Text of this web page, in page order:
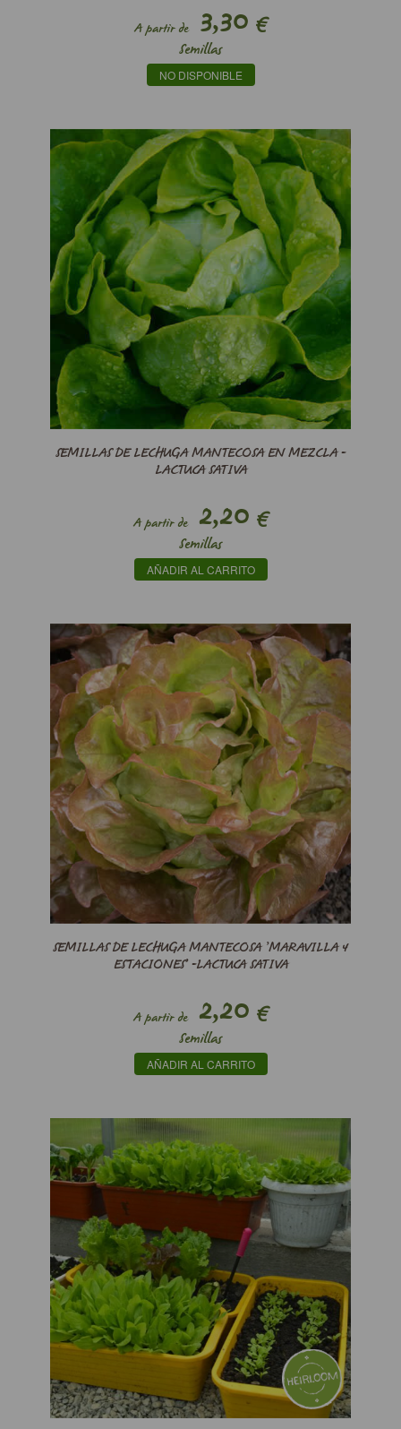
A partir de3,30 €
Semillas
NO DISPONIBLE
SEMILLAS DE LECHUGA MANTECOSA EN MEZCLA -
LACTUCA SATIVA
A partir de2,20 €
Semillas
AÑADIR AL CARRITO
SEMILLAS DE LECHUGA MANTECOSA ’MARAVILLA 4
ESTACIONES’ -LACTUCA SATIVA
A partir de2,20 €
Semillas
AÑADIR AL CARRITO